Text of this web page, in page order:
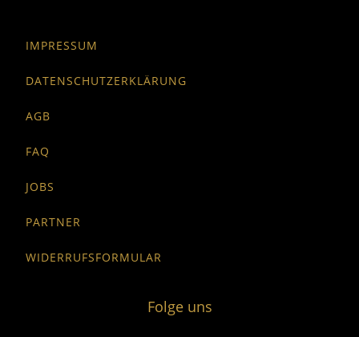
IMPRESSUM
DATENSCHUTZERKLÄRUNG
AGB
FAQ
JOBS
PARTNER
WIDERRUFSFORMULAR
Folge uns